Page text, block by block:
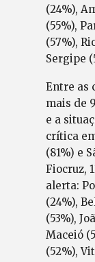
(24%),
(55%),
(57%),
Sergipe
Entre as
mais de
e a
crítica
(81%) e
Fiocruz,
alerta:
(24%),
(53%),
Maceió
(52%),